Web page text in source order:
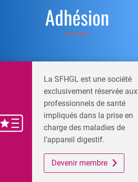
Adhésion
La SFHGL est une société
exclusivement réservée aux
professionnels de santé
impliqués dans la prise en
charge des maladies de
l’appareil digestif.
Devenir membre